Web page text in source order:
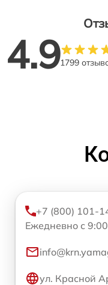
4.91799
+7 (800) 101-
Ежедневно с
ул. Красной